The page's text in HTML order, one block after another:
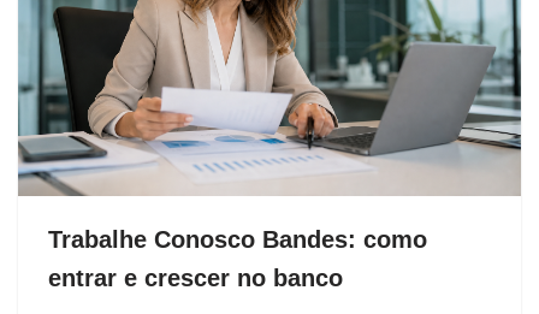
Trabalhe Conosco Bandes: como
entrar e crescer no banco